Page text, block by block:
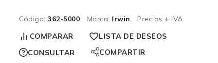
Código: 362-5000 Marca: Irwin Precios + IVA
COMPARAR
LISTA DE DESEOS
CONSULTAR
COMPARTIR